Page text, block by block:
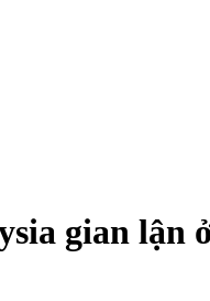
gian lận